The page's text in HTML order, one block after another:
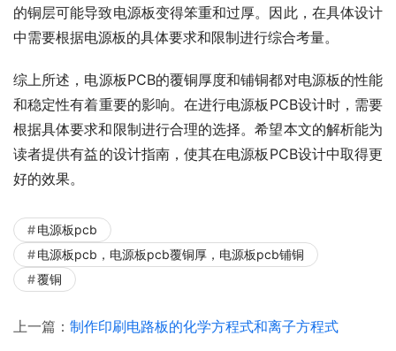
的铜层可能导致电源板变得笨重和过厚。因此，在具体设计
中需要根据电源板的具体要求和限制进行综合考量。
综上所述，电源板PCB的覆铜厚度和铺铜都对电源板的性能
和稳定性有着重要的影响。在进行电源板PCB设计时，需要
根据具体要求和限制进行合理的选择。希望本文的解析能为
读者提供有益的设计指南，使其在电源板PCB设计中取得更
好的效果。
电源板pcb
电源板pcb，电源板pcb覆铜厚，电源板pcb铺铜
覆铜
上一篇： 制作印刷电路板的化学方程式和离子方程式